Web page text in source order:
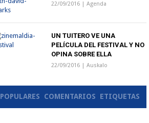
22/09/2016 | Agenda
UN TUITERO VE UNA
PELÍCULA DEL FESTIVAL Y NO
OPINA SOBRE ELLA
22/09/2016 | Auskalo
POPULARES COMENTARIOS ETIQUETAS